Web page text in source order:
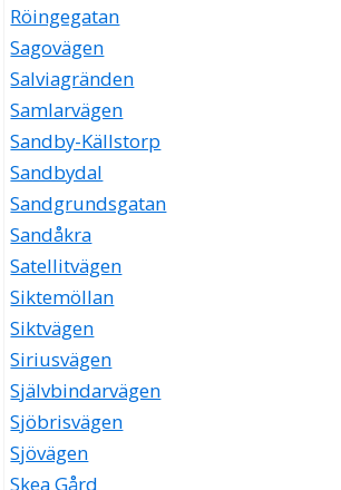
Röingegatan
Sagovägen
Salviagränden
Samlarvägen
Sandby-Källstorp
Sandbydal
Sandgrundsgatan
Sandåkra
Satellitvägen
Siktemöllan
Siktvägen
Siriusvägen
Självbindarvägen
Sjöbrisvägen
Sjövägen
Skea Gård